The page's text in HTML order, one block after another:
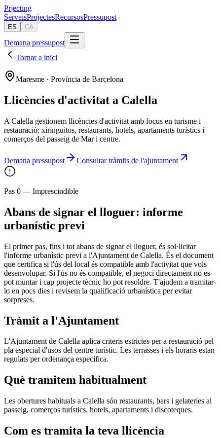
Prjecting
ServeisProjectesRecursosPressupost
ES CA
Demana pressupost
Tornar a inici
Maresme · Província de Barcelona
Llicències d'activitat a Calella
A Calella gestionem llicències d'activitat amb focus en turisme i
restauració: xiringuitos, restaurants, hotels, apartaments turístics i
comerços del passeig de Mar i centre.
Demana pressupost Consultar tràmits de l'ajuntament
Pas 0 — Imprescindible
Abans de signar el lloguer: informe
urbanístic previ
El primer pas, fins i tot abans de signar el lloguer, és sol·licitar
l'informe urbanístic previ a l'Ajuntament de Calella. És el document
que certifica si l'ús del local és compatible amb l'activitat que vols
desenvolupar. Si l'ús no és compatible, el negoci directament no es
pot muntar i cap projecte tècnic ho pot resoldre. T'ajudem a tramitar-
lo en pocs dies i revisem la qualificació urbanística per evitar
sorpreses.
Tràmit a l'Ajuntament
L'Ajuntament de Calella aplica criteris estrictes per a restauració pel
pla especial d'usos del centre turístic. Les terrasses i els horaris estan
regulats per ordenança específica.
Què tramitem habitualment
Les obertures habituals a Calella són restaurants, bars i gelateries al
passeig, comerços turístics, hotels, apartaments i discoteques.
Com es tramita la teva llicència